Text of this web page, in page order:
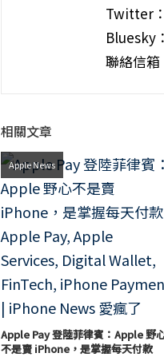
Twitter：
Bluesky：
聯絡信箱
相關文章
Apple News
Apple Pay 登陸菲律賓：Apple 野
不是賣 iPhone，是掌握每天付款